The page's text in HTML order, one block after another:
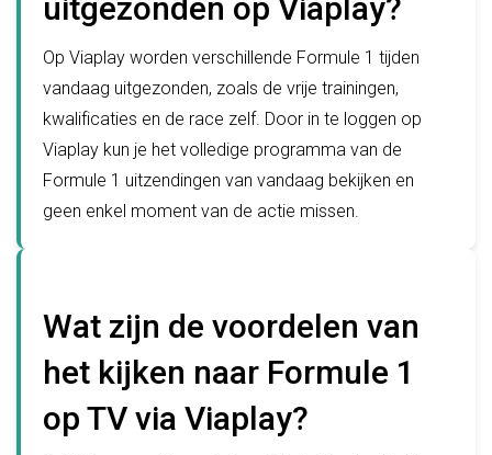
uitgezonden op Viaplay?
Op Viaplay worden verschillende Formule 1 tijden
vandaag uitgezonden, zoals de vrije trainingen,
kwalificaties en de race zelf. Door in te loggen op
Viaplay kun je het volledige programma van de
Formule 1 uitzendingen van vandaag bekijken en
geen enkel moment van de actie missen.
Wat zijn de voordelen van
het kijken naar Formule 1
op TV via Viaplay?